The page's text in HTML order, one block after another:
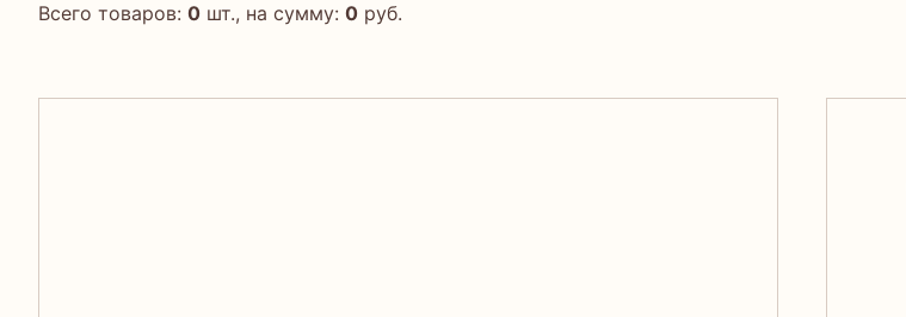
Всего товаров: 0 шт., на сумму: 0 руб.